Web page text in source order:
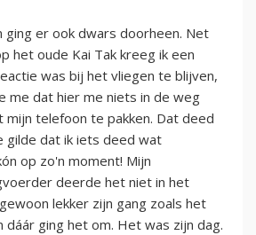
ging er ook dwars doorheen. Net
het oude Kai Tak kreeg ik een
was bij het vliegen te blijven,
me dat hier me niets in de weg
telefoon te pakken. Dat deed
gilde dat ik iets deed wat
op zo'n moment! Mijn
deerde het niet in het
lekker zijn gang zoals het
dáár ging het om. Het was zijn dag.